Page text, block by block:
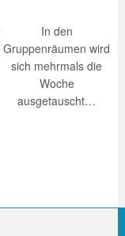
In den
Gruppenräumen wird
sich mehrmals die
Woche
ausgetauscht…